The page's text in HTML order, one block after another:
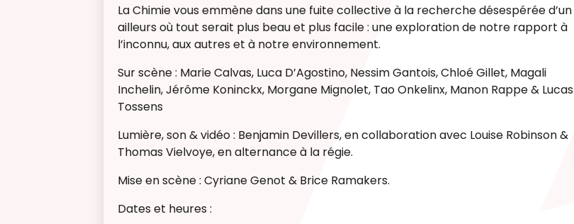
La Chimie vous emmène dans une fuite collective à la recherche désespérée d’un
ailleurs où tout serait plus beau et plus facile : une exploration de notre rapport à
l’inconnu, aux autres et à notre environnement.
Sur scène : Marie Calvas, Luca D’Agostino, Nessim Gantois, Chloé Gillet, Magali
Inchelin, Jérôme Koninckx, Morgane Mignolet, Tao Onkelinx, Manon Rappe & Lucas
Tossens
Lumière, son & vidéo : Benjamin Devillers, en collaboration avec Louise Robinson &
Thomas Vielvoye, en alternance à la régie.
Mise en scène : Cyriane Genot & Brice Ramakers.
Dates et heures :